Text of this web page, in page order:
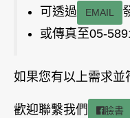
可透過
EMAIL
或傳真至05-
如果您有以上需求並
歡迎聯繫我們 臉書